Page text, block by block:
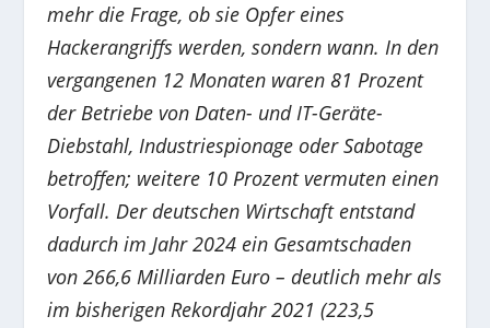
mehr die Frage, ob sie Opfer eines
Hackerangriffs werden, sondern wann. In den
vergangenen 12 Monaten waren 81 Prozent
der Betriebe von Daten- und IT-Geräte-
Diebstahl, Industriespionage oder Sabotage
betroffen; weitere 10 Prozent vermuten einen
Vorfall. Der deutschen Wirtschaft entstand
dadurch im Jahr 2024 ein Gesamtschaden
von 266,6 Milliarden Euro – deutlich mehr als
im bisherigen Rekordjahr 2021 (223,5